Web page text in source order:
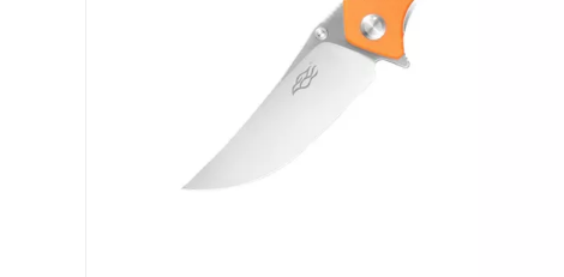
Газовые горелки